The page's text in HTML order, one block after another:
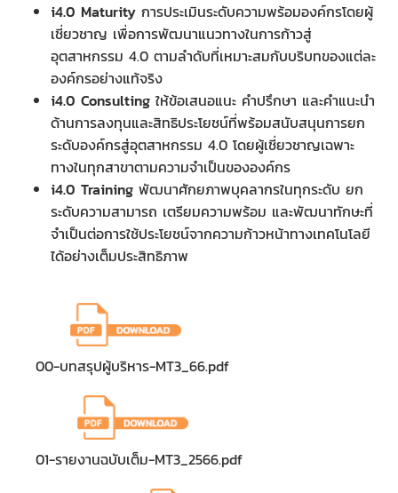
i4.0 Maturity การประเมินระดับความพร้อมองค์กรโดยผู้
เชี่ยวชาญ เพื่อการพัฒนาแนวทางในการก้าวสู่
อุตสาหกรรม 4.0 ตามลำดับที่เหมาะสมกับบริบทของแต่ละ
องค์กรอย่างแท้จริง
i4.0 Consulting ให้ข้อเสนอแนะ คำปรึกษา และคำแนะนำ
ด้านการลงทุนและสิทธิประโยชน์ที่พร้อมสนับสนุนการยก
ระดับองค์กรสู่อุตสาหกรรม 4.0 โดยผู้เชี่ยวชาญเฉพาะ
ทางในทุกสาขาตามความจำเป็นขององค์กร
i4.0 Training พัฒนาศักยภาพบุคลากรในทุกระดับ ยก
ระดับความสามารถ เตรียมความพร้อม และพัฒนาทักษะที่
จำเป็นต่อการใช้ประโยชน์จากความก้าวหน้าทางเทคโนโลยี
ได้อย่างเต็มประสิทธิภาพ
00-บทสรุปผู้บริหาร-MT3_66.pdf
01-รายงานฉบับเต็ม-MT3_2566.pdf